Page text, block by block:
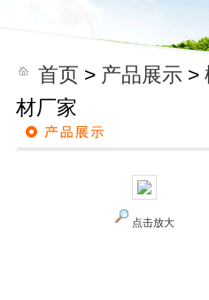
首页 > 产品展示 >
材厂家
点击放大